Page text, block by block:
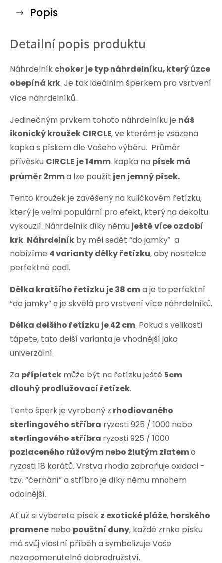
Popis
Detailní popis produktu
Náhrdelník choker je typ náhrdelníku, který úzce
obepíná krk. Je tak ideálním šperkem pro vsrtvení
více náhrdelníků.
Jedinečným prvkem tohoto náhrdelníku je náš
ikonický kroužek CIRCLE, ve kterém je vsazena
kapka s pískem dle Vašeho výběru. Průměr
přívěsku CIRCLE je 14mm, kapka na písek má
průměr 2mma lze použít jen jemný písek.
Tento kroužek je zavěšený na kuličkovém řetízku,
který je velmi populární pro efekt, který na dekoltu
vykouzlí. Náhrdelník díky němuještě více ozdobí
krk. Náhrdelník by měl sedět “do jamky” a
nabízíme 4 varianty délky řetízku, aby nositelce
perfektně padl.
Délka kratšího řetízku je 38 cma je to perfektní
“do jamky” a je skvělá pro vrstvení více náhrdelníků.
Délka delšího řetízku je 42 cm. Pokud s velikostí
tápete, tato delší varianta je vhodnější jako
univerzální.
Za příplatek může být na řetízku ještě 5cm
dlouhý prodlužovací řetízek.
Tento šperk je vyrobený z rhodiovaného
sterlingového stříbra ryzosti 925 / 1000 nebo
sterlingového stříbra ryzosti 925 / 1000
pozlaceného růžovým nebo žlutým zlatemo
ryzosti 18 karátů. Vrstva rhodia zabraňuje oxidaci -
tzv. “černání” a stříbro je díky němu mnohem
odolnější.
Ať už si vyberete písek z exotické pláže, horského
pramene nebo pouštní duny, každé zrnko písku
má svůj vlastní příběh a symbolizuje Vaše
nezapomenutelná dobrodružství.